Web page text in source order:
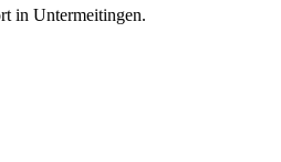
in Untermeitingen.